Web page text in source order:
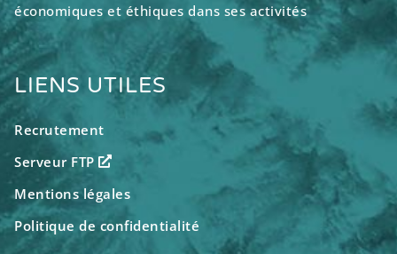
économiques et éthiques dans ses activités
LIENS UTILES
Recrutement
Serveur FTP
Mentions légales
Politique de confidentialité